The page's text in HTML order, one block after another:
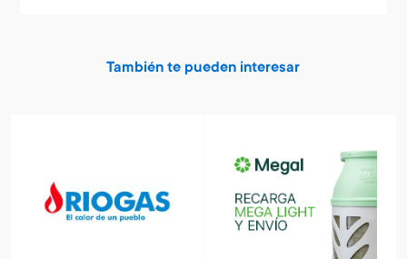
También te pueden interesar